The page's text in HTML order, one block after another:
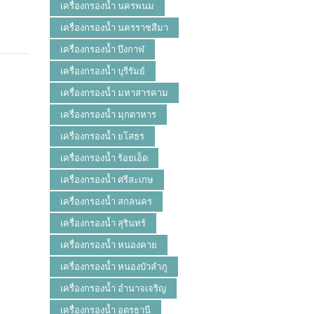
เครื่องกรองน้ำ นครพนม
เครื่องกรองน้ำ นครราชสีมา
เครื่องกรองน้ำ บึงกาฬ
เครื่องกรองน้ำ บุรีรัมย์
เครื่องกรองน้ำ มหาสารคาม
เครื่องกรองน้ำ มุกดาหาร
เครื่องกรองน้ำ ยโสธร
เครื่องกรองน้ำ ร้อยเอ็ด
เครื่องกรองน้ำ ศรีสะเกษ
เครื่องกรองน้ำ สกลนคร
เครื่องกรองน้ำ สุรินทร์
เครื่องกรองน้ำ หนองคาย
เครื่องกรองน้ำ หนองบัวลำภู
เครื่องกรองน้ำ อำนาจเจริญ
เครื่องกรองน้ำ อุดรธานี